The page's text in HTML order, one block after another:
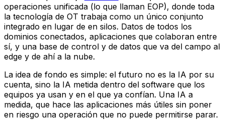
operaciones unificada (lo que llaman EOP), donde toda
la tecnología de OT trabaja como un único conjunto
integrado en lugar de en silos. Datos de todos los
dominios conectados, aplicaciones que colaboran entre
sí, y una base de control y de datos que va del campo al
edge y de ahí a la nube.
La idea de fondo es simple: el futuro no es la IA por su
cuenta, sino la IA metida dentro del software que los
equipos ya usan y en el que ya confían. Una IA a
medida, que hace las aplicaciones más útiles sin poner
en riesgo una operación que no puede permitirse parar.